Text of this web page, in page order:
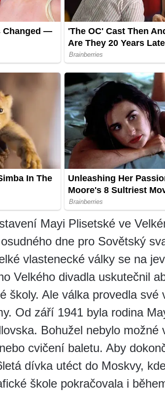
Mayi Plisetské ve
dne pro Sovětský
vlastenecké války se na
Velkého divadla uskutečnil
školy. Ale válka provedla své
Od září 1941 byla rodina
Bohužel nebylo možné
cvičení baletu. Aby
dívka utéct do Moskvy,
škole pokračovala i